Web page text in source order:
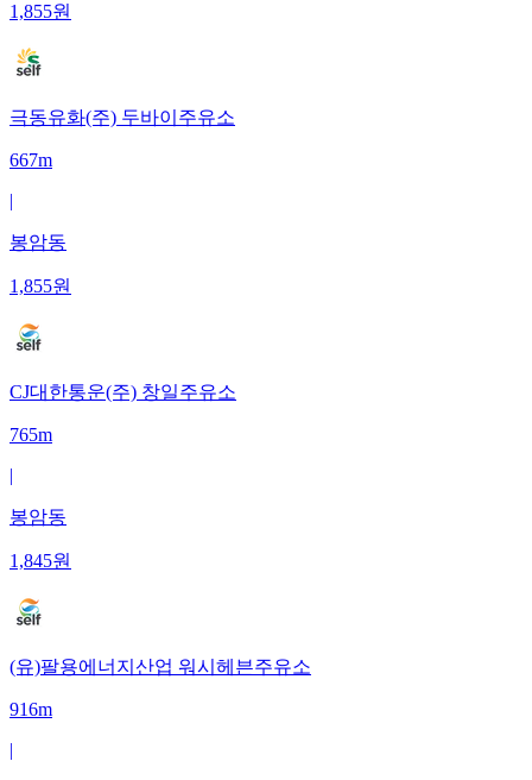
1,855원
극동유화(주) 두바이주유소
667m
|
봉암동
1,855원
CJ대한통운(주) 창일주유소
765m
|
봉암동
1,845원
(유)팔용에너지산업 워시헤븐주유소
916m
|